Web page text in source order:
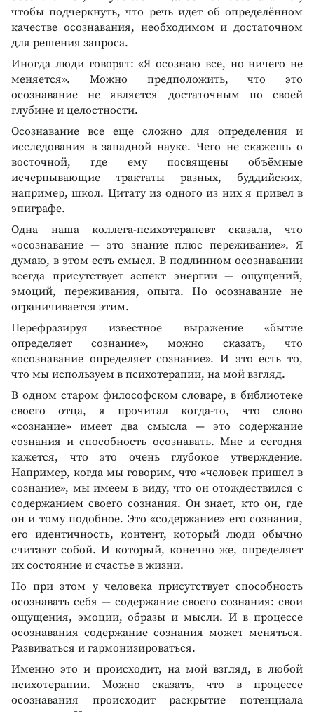
чтобы подчеркнуть, что речь идет об определённом
качестве осознавания, необходимом и достаточном
для решения запроса.
Иногда люди говорят: «Я осознаю все, но ничего не
меняется». Можно предположить, что это
осознавание не является достаточным по своей
глубине и целостности.
Осознавание все еще сложно для определения и
исследования в западной науке. Чего не скажешь о
восточной, где ему посвящены объёмные
исчерпывающие трактаты разных, буддийских,
например, школ. Цитату из одного из них я привел в
эпиграфе.
Одна наша коллега-психотерапевт сказала, что
«осознавание — это знание плюс переживание». Я
думаю, в этом есть смысл. В подлинном осознавании
всегда присутствует аспект энергии — ощущений,
эмоций, переживания, опыта. Но осознавание не
ограничивается этим.
Перефразируя известное выражение «бытие
определяет сознание», можно сказать, что
«осознавание определяет сознание». И это есть то,
что мы используем в психотерапии, на мой взгляд.
В одном старом философском словаре, в библиотеке
своего отца, я прочитал когда-то, что слово
«сознание» имеет два смысла — это содержание
сознания и способность осознавать. Мне и сегодня
кажется, что это очень глубокое утверждение.
Например, когда мы говорим, что «человек пришел в
сознание», мы имеем в виду, что он отождествился с
содержанием своего сознания. Он знает, кто он, где
он и тому подобное. Это «содержание» его сознания,
его идентичность, контент, который люди обычно
считают собой. И который, конечно же, определяет
их состояние и счастье в жизни.
Но при этом у человека присутствует способность
осознавать себя — содержание своего сознания: свои
ощущения, эмоции, образы и мысли. И в процессе
осознавания содержание сознания может меняться.
Развиваться и гармонизироваться.
Именно это и происходит, на мой взгляд, в любой
психотерапии. Можно сказать, что в процессе
осознавания происходит раскрытие потенциала